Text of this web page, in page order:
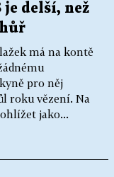
je delší, než
má na kontě
pro něj
roku vězení. Na
jako...